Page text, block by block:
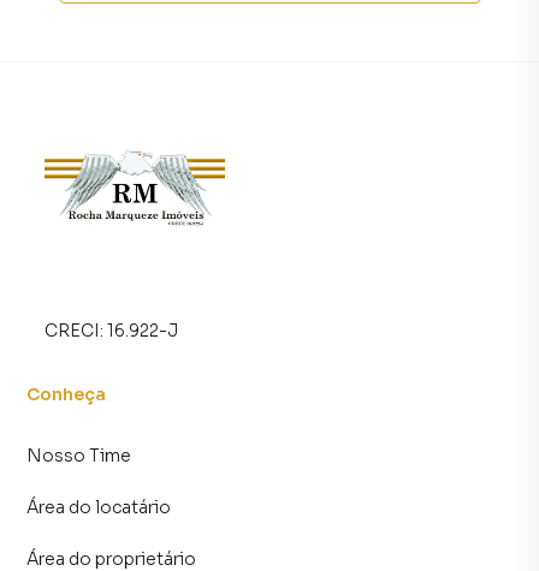
CRECI: 16.922-J
Conheça
Nosso Time
Área do locatário
Área do proprietário